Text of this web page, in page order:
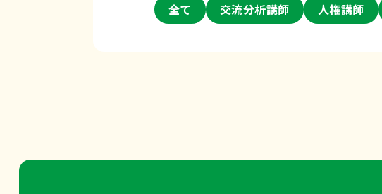
全て 交流分析講師 人権講師